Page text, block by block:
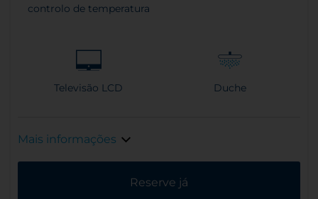
controlo de temperatura
Televisão LCD Duche
Mais informações
Reserve já